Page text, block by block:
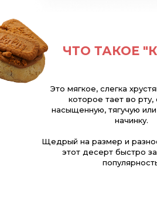
ЧТО ТАКОЕ
Это мягкое, слегка
которое тает во рту,
насыщенную, тягучую
начинку.
Щедрый на размер и
этот десерт быстро